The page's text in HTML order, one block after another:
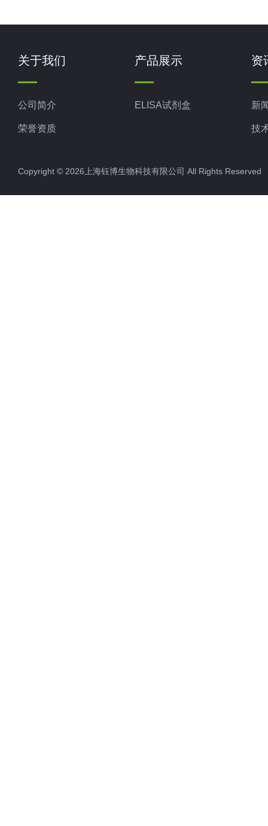
关于我们
公司简介
荣誉资质
产品展示
ELISA试剂盒
资
新
技
Copyright © 2026上海钰博生物科技有限公司 All Rights